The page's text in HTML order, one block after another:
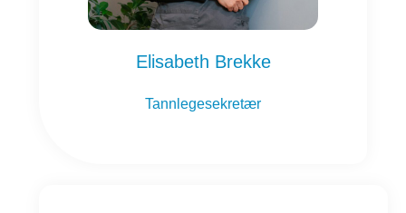
Elisabeth Brekke
Tannlegesekretær